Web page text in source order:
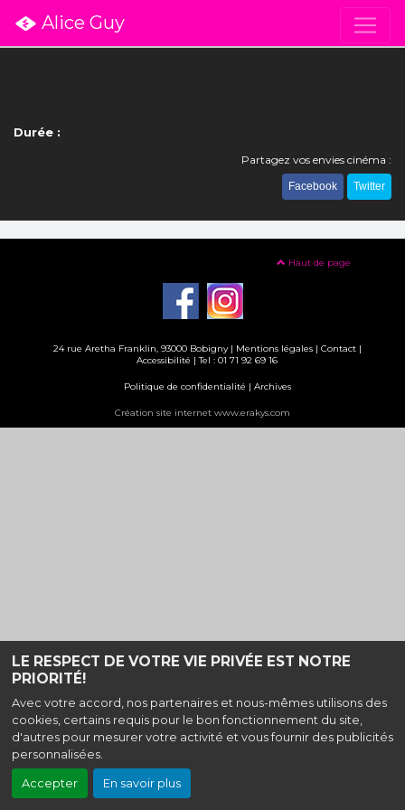
LE RESPECT DE VOTRE VIE PRIVÉE EST NOTRE
PRIORITÉ!
Avec votre accord, nos partenaires et nous-mêmes utilisons des
cookies, certains requis pour le bon fonctionnement du site,
d'autres pour mesurer votre activité et vous fournir des publicités
personnalisées.
Accepter En savoir plus
Alice Guy
Durée :
Partagez vos envies cinéma :
Facebook Twitter
Haut de page
24 rue Aretha Franklin, 93000 Bobigny | Mentions légales| Contact|
Accessibilité | Tel : 01 71 92 69 16
Politique de confidentialité | Archives
Création site internet www.erakys.com